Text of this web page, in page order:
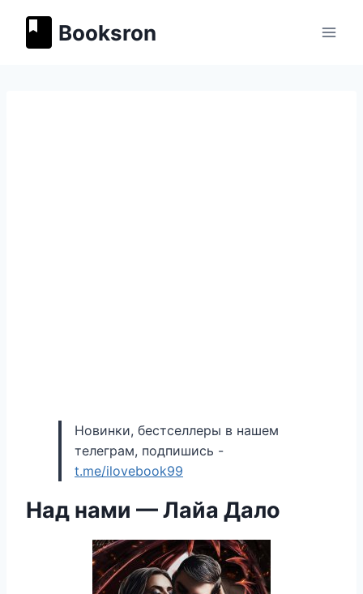
содержимому
Booksron
Новинки, бестселлеры в нашем
телеграм, подпишись -
t.me/ilovebook99
Над нами — Лайа Дало